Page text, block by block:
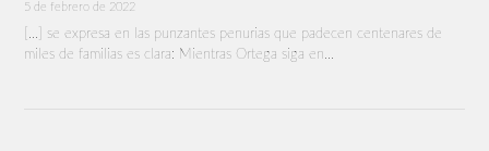
5 de febrero de 2022
[…] se expresa en las punzantes penurias que padecen centenares de
miles de familias es clara: Mientras Ortega siga en…